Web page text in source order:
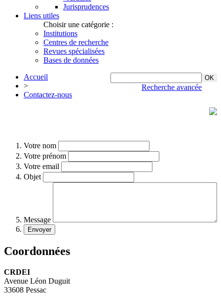
Jurisprudences
Liens utiles
Choisir une catégorie :
Institutions
Centres de recherche
Revues spécialisées
Bases de données
Recherche avancée
Accueil
>
Contactez-nous
Votre nom
Votre prénom
Votre email
Objet
Message
Coordonnées
CRDEI
Avenue Léon Duguit
33608 Pessac